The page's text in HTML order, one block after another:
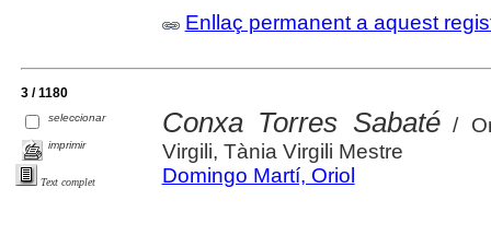
Enllaç permanent a aquest
3 / 1180
seleccionar
imprimir
Text complet
Conxa Torres Sabaté/
Virgili, Tània Virgili Mestre
Domingo Martí, Oriol